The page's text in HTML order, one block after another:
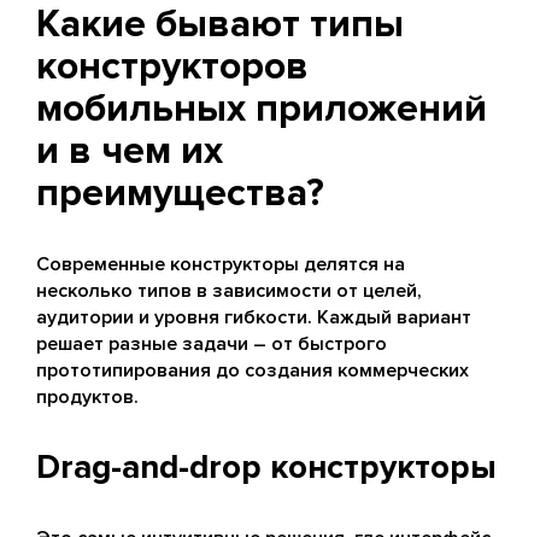
Какие бывают типы
конструкторов
мобильных приложений
и в чем их
преимущества?
Современные конструкторы делятся на
несколько типов в зависимости от целей,
аудитории и уровня гибкости. Каждый вариант
решает разные задачи – от быстрого
прототипирования до создания коммерческих
продуктов.
Drag-and-drop конструкторы